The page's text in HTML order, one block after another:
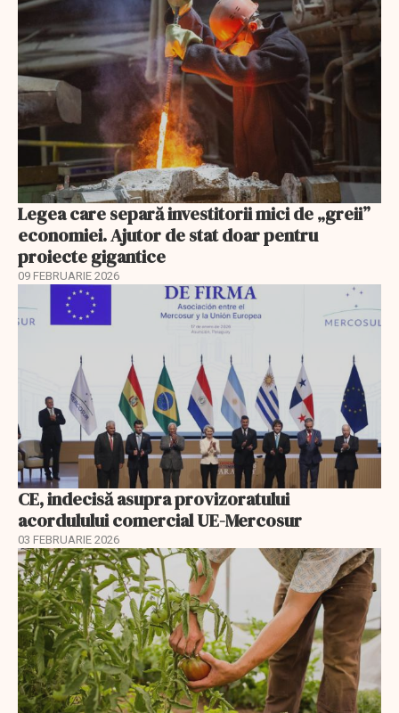
Legea care separă investitorii mici de „greii”
economiei. Ajutor de stat doar pentru
proiecte gigantice
09 FEBRUARIE 2026
CE, indecisă asupra provizoratului
acordulului comercial UE-Mercosur
03 FEBRUARIE 2026